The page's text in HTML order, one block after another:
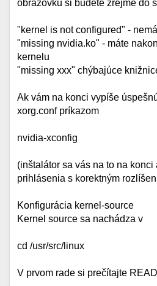
obrazovku si budete zrejme do
"kernel is not configured" -
"missing nvidia.ko" - máte
kernelu
"missing xxx" chýbajúce
Ak vám na konci vypíše
xorg.conf príkazom
nvidia-xconfig
(inštalátor sa vás na to na
prihlásenia s korektným
Konfigurácia kernel-source
Kernel source sa nachádza v
cd /usr/src/linux
V prvom rade si prečítajte